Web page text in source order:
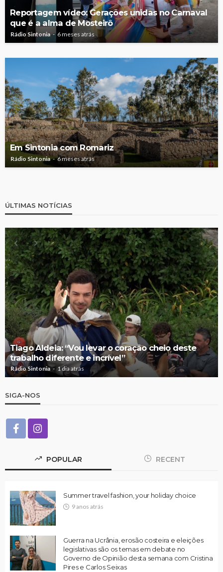
Reportagem vídeo: Gerações unidas no Carnaval
que é a alma de Mosteirô
Rádio Sintonia 6 meses atrás
Em Sintonia com Romariz
Rádio Sintonia 6 meses atrás
ÚLTIMAS NOTÍCIAS
Tiago Aldeia: “Vou levar o coração cheio deste
trabalho diferente e incrível”
Rádio Sintonia 1 dia atrás
SIGA-NOS
POPULAR RECENT
Summer travel fashion, your holiday choice
9 anos atrás
Guerra na Ucrânia, erosão costeira e eleições
legislativas são os temas em debate no
Governo de Opinião desta semana com Cristina
Pires e Carlos Seixas